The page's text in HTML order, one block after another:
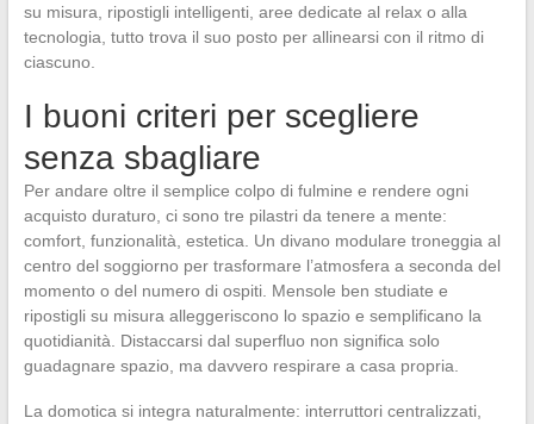
su misura, ripostigli intelligenti, aree dedicate al relax o alla
tecnologia, tutto trova il suo posto per allinearsi con il ritmo di
ciascuno.
I buoni criteri per scegliere
senza sbagliare
Per andare oltre il semplice colpo di fulmine e rendere ogni
acquisto duraturo, ci sono tre pilastri da tenere a mente:
comfort, funzionalità, estetica. Un divano modulare troneggia al
centro del soggiorno per trasformare l’atmosfera a seconda del
momento o del numero di ospiti. Mensole ben studiate e
ripostigli su misura alleggeriscono lo spazio e semplificano la
quotidianità. Distaccarsi dal superfluo non significa solo
guadagnare spazio, ma davvero respirare a casa propria.
La domotica si integra naturalmente: interruttori centralizzati,